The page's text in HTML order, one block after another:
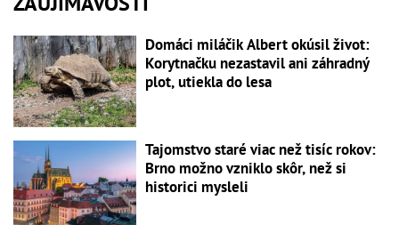
Domáci miláčik Albert okúsil život:
Korytnačku nezastavil ani záhradný
plot, utiekla do lesa
Tajomstvo staré viac než tisíc rokov:
Brno možno vzniklo skôr, než si
historici mysleli